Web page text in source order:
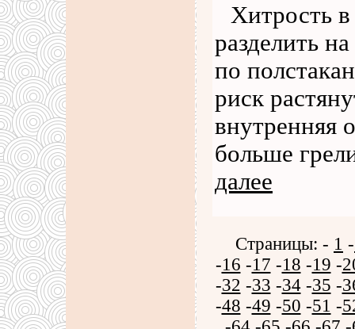
Хитрость
разделить
по
риск
внутренняя
больше
далее
Страницы: - 1 -
-16 -17 -18 -19 -
-32 -33 -34-35 -
-48 -49 -50 -51 -